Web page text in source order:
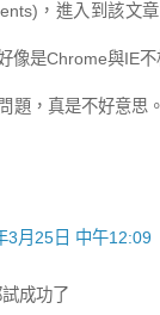
，進入到該文
像是Chrome與IE不
題，真是不好意思
3月25日 中午12:09
成功了